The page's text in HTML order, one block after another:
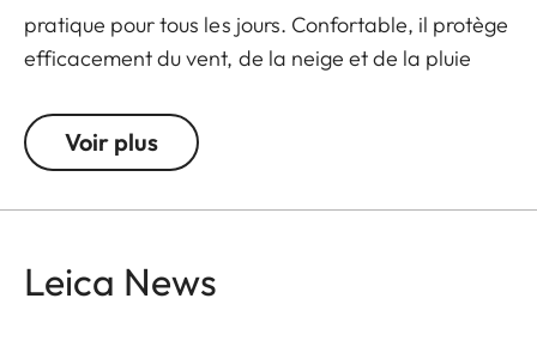
pratique pour tous les jours. Confortable, il protège
efficacement du vent, de la neige et de la pluie
Voir plus
Leica News